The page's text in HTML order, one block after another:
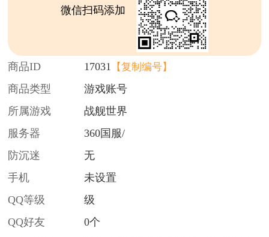
微信扫码添加
商品ID 17031 【复制编号】
商品类型
游戏账号
所属游戏
战舰世界
服务器
360国服/
防沉迷
无
手机
未设置
QQ等级
级
QQ好友
0个